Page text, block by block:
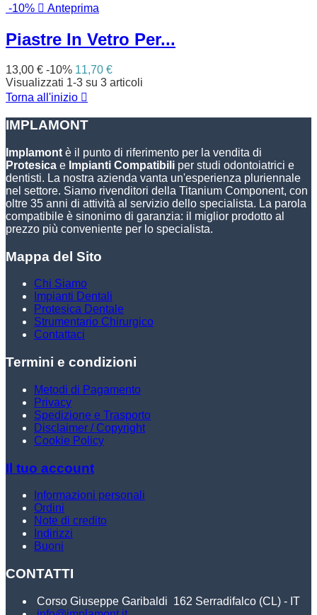
-10%  Anteprima
Piastre In Vetro Per...
13,00 € -10% 11,70 €
Visualizzati 1-3 su 3 articoli
Torna all'inizio 
IMPLAMONT
Implamont è il punto di riferimento per la vendita di
Protesica e Impianti Compatibili per studi odontoiatrici e
dentisti. La nostra azienda vanta un'esperienza pluriennale
nel settore. Siamo rivenditori della Titanium Component, con
oltre 35 anni di attività al servizio dello specialista. La parola
compatibile è sinonimo di garanzia: il miglior prodotto al
prezzo più conveniente per lo specialista.
Mappa del Sito
Chi Siamo
Impianti Dentali
Protesica Dentale
Strumentario Chirurgico
Contattaci
Termini e condizioni
Metodi di Pagamento
Privacy
Spedizione e Trasporto
Disclaimer / Copyright
Cookie Policy
Il tuo account
Informazioni personali
Ordini
Note di credito
Indirizzi
Buoni
CONTATTI
Corso Giuseppe Garibaldi 162 Serradifalco (CL) - IT